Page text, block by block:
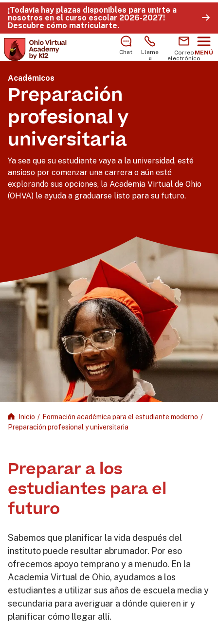
¡Todavía hay plazas disponibles para unirte a
nosotros en el curso escolar 2026-2027!
Descubre cómo matricularte.
Chat
Llame
a
Correo
electrónico
MENÚ
Académicos
Preparación
profesional y
universitaria
Ya sea que su estudiante vaya a la universidad, esté
ansioso por comenzar una carrera o aún esté
explorando sus opciones, la Academia Virtual de Ohio
(OHVA) le ayuda a graduarse listo para su futuro.
Inicio / Formación académica para el estudiante moderno /
Preparación profesional y universitaria
Preparar a los
estudiantes para el
futuro
Sabemos que planificar la vida después del
instituto puede resultar abrumador. Por eso
ofrecemos apoyo temprano y a menudo. En la
Academia Virtual de Ohio, ayudamos a los
estudiantes a utilizar sus años de escuela media y
secundaria para averiguar a dónde quieren ir y
planificar cómo llegar allí.